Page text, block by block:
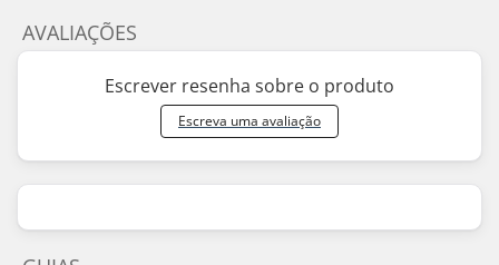
AVALIAÇÕES
Escrever resenha sobre o produto
Escreva uma avaliação